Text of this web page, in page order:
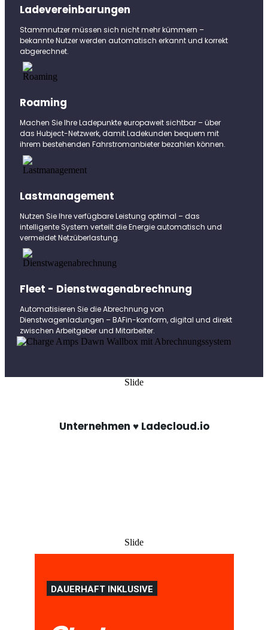
Ladevereinbarungen
Stammnutzer müssen sich nicht mehr kümmern –
bekannte Nutzer werden automatisch erkannt und korrekt
abgerechnet.
Roaming
Machen Sie Ihre Ladepunkte europaweit sichtbar – über
das Hubject-Netzwerk, damit Ladekunden bequem mit
ihrem bestehenden Fahrstromanbieter bezahlen können.
Lastmanagement
Nutzen Sie Ihre verfügbare Leistung optimal – das
intelligente System verteilt die Energie automatisch und
vermeidet Netzüberlastung.
Fleet - Dienstwagenabrechnung
Automatisieren Sie die Abrechnung von
Dienstwagenladungen – BAFin-konform, digital und direkt
zwischen Arbeitgeber und Mitarbeiter.
Slide
Unternehmen ♥️ Ladecloud.io
Slide
DAUERHAFT INKLUSIVE